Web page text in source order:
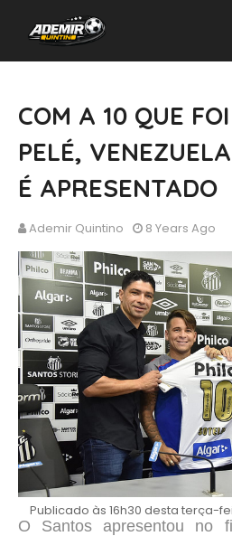
COM A 10 QUE
PELÉ,
É APRESENTADO
Ademir Quintino 8 Years Ago
Publicado às 16h30 desta terça-
O Santos apresentou no